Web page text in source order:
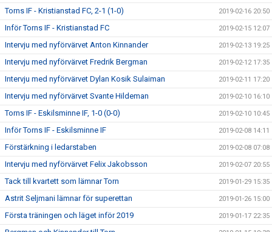
Torns IF - Kristianstad FC, 2-1 (1-0) 2019-02-16 20:50
Inför Torns IF - Kristianstad FC 2019-02-15 12:07
Intervju med nyförvärvet Anton Kinnander 2019-02-13 19:25
Intervju med nyförvärvet Fredrik Bergman 2019-02-12 17:35
Intervju med nyförvärvet Dylan Kosik Sulaiman 2019-02-11 17:20
Intervju med nyförvärvet Svante Hildeman 2019-02-10 16:10
Torns IF - Eskilsminne IF, 1-0 (0-0) 2019-02-10 10:45
Inför Torns IF - Eskilsminne IF 2019-02-08 14:11
Förstärkning i ledarstaben 2019-02-08 07:08
Intervju med nyförvärvet Felix Jakobsson 2019-02-07 20:55
Tack till kvartett som lämnar Torn 2019-01-29 15:35
Astrit Seljmani lämnar för superettan 2019-01-26 15:00
Första träningen och läget inför 2019 2019-01-17 22:35